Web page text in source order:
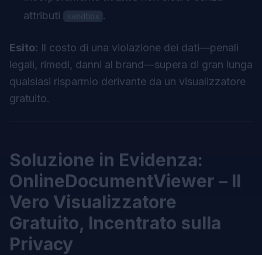
attributi
sandbox .
Esito: Il costo di una violazione dei dati—penali
legali, rimedi, danni al brand—supera di gran lunga
qualsiasi risparmio derivante da un visualizzatore
gratuito.
Soluzione in Evidenza:
OnlineDocumentViewer – Il
Vero Visualizzatore
Gratuito, Incentrato sulla
Privacy